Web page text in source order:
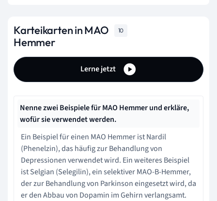
Karteikarten in MAO
Hemmer
10
Lerne jetzt
Nenne zwei Beispiele für MAO Hemmer und erkläre,
wofür sie verwendet werden.
Ein Beispiel für einen MAO Hemmer ist Nardil
(Phenelzin), das häufig zur Behandlung von
Depressionen verwendet wird. Ein weiteres Beispiel
ist Selgian (Selegilin), ein selektiver MAO-B-Hemmer,
der zur Behandlung von Parkinson eingesetzt wird, da
er den Abbau von Dopamin im Gehirn verlangsamt.